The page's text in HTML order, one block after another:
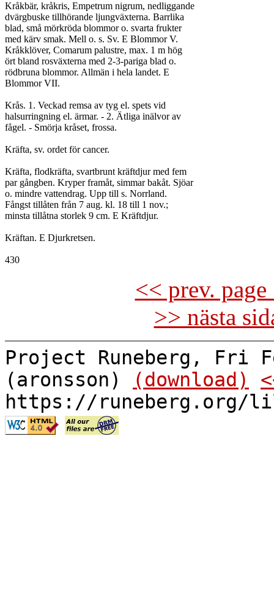
Kråkbär, kråkris, Empetrum nigrum, nedliggande
dvärgbuske tillhörande ljungväxterna. Barrlika
blad, små mörkröda blommor o. svarta frukter
med kärv smak. Mell o. s. Sv. E Blommor V.
Kråkklöver, Comarum palustre, max. 1 m hög
ört bland rosväxterna med 2-3-pariga blad o.
rödbruna blommor. Allmän i hela landet. E
Blommor VII.
Krås. 1. Veckad remsa av tyg el. spets vid
halsurringning el. ärmar. - 2. Ätliga inälvor av
fågel. - Smörja kråset, frossa.
Kräfta, sv. ordet för cancer.
Kräfta, flodkräfta, svartbrunt kräftdjur med fem
par gångben. Kryper framåt, simmar bakåt. Sjöar
o. mindre vattendrag. Upp till s. Norrland.
Fångst tillåten från 7 aug. kl. 18 till 1 nov.;
minsta tillåtna storlek 9 cm. E Kräftdjur.
Kräftan. E Djurkretsen.
<< prev.
>> nästa
Project Runeberg, Fri
(aronsson)
(download)
https://runeberg.org/